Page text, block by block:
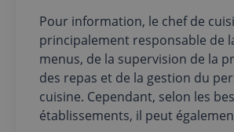
Pour information, le chef de
principalement responsable de
menus, de la supervision de la
des repas et de la gestion du
cuisine. Cependant, selon les
établissements, il peut